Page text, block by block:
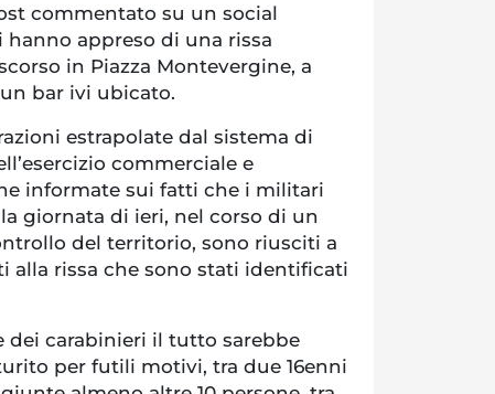
commentato su un social
appreso di una rissa
in Piazza Montevergine, a
bar ivi ubicato.
estrapolate dal sistema di
commerciale e
informate sui fatti che i militari
giornata di ieri, nel corso di un
del territorio, sono riusciti a
alla rissa che sono stati identificati
dei carabinieri il tutto sarebbe
per futili motivi, tra due 16enni